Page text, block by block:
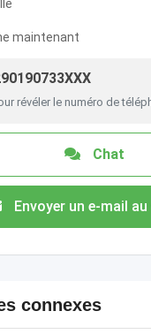
maintenant
révéler le numéro de
Chat
Envoyer un e-mail au
connexes